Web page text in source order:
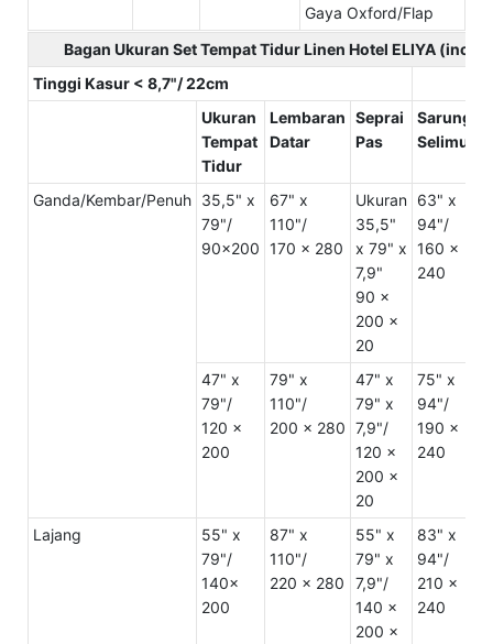
Gaya Oxford/Flap
Bagan Ukuran Set Tempat Tidur Linen Hotel ELIYA (inci/
Tinggi Kasur < 8,7"/ 22cm
Ukuran
Tempat
Tidur
Lembaran
Datar
Seprai
Pas
Sarung
Selimut
Ganda/Kembar/Penuh 35,5" x
79"/
90x200
67" x
110"/
170 x 280
Ukuran
35,5"
x 79" x
7,9"
90 x
200 x
20
63" x
94"/
160 x
240
47" x
79"/
120 x
200
79" x
110"/
200 x 280
47" x
79" x
7,9"/
120 x
200 x
20
75" x
94"/
190 x
240
Lajang
55" x
79"/
140x
200
87" x
110"/
220 x 280
55" x
79" x
7,9"/
140 x
200 x
83" x
94"/
210 x
240